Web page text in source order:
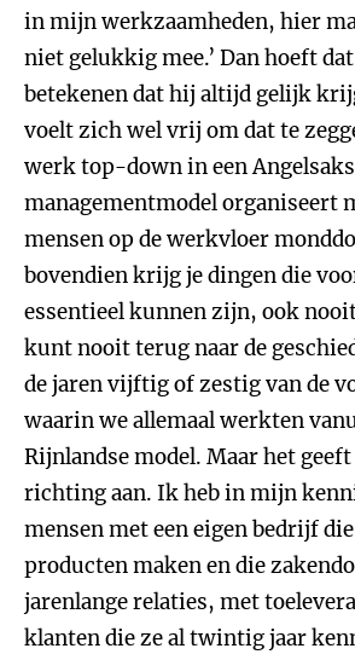
in mijn werkzaamheden, hier
niet gelukkig mee.’ Dan hoeft
betekenen dat hij altijd gelijk
voelt zich wel vrij om dat te
werk top-down in een
managementmodel organiseert
mensen op de werkvloer
bovendien krijg je dingen die
essentieel kunnen zijn, ook
kunt nooit terug naar de
de jaren vijftig of zestig van de
waarin we allemaal werkten
Rijnlandse model. Maar het geeft
richting aan. Ik heb in mijn
mensen met een eigen bedrijf
producten maken en die
jarenlange relaties, met
klanten die ze al twintig jaar